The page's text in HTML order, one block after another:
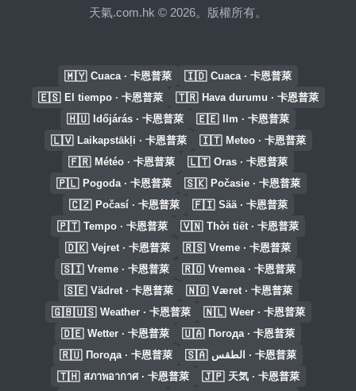
天氣.com.hk © 2026。版權所有。
🇲🇾 Cuaca · 卡恩普萊 🇮🇩 Cuaca · 卡恩普萊
🇪🇸 El tiempo · 卡恩普萊 🇹🇷 Hava durumu · 卡恩普萊
🇭🇺 Időjárás · 卡恩普萊 🇪🇪 Ilm · 卡恩普萊
🇱🇻 Laikapstākļi · 卡恩普萊 🇮🇹 Meteo · 卡恩普萊
🇫🇷 Météo · 卡恩普萊 🇱🇹 Oras · 卡恩普萊
🇵🇱 Pogoda · 卡恩普萊 🇸🇰 Počasie · 卡恩普萊
🇨🇿 Počasí · 卡恩普萊 🇫🇮 Sää · 卡恩普萊
🇵🇹 Tempo · 卡恩普萊 🇻🇳 Thời tiết · 卡恩普萊
🇩🇰 Vejret · 卡恩普萊 🇷🇸 Vreme · 卡恩普萊
🇸🇮 Vreme · 卡恩普萊 🇷🇴 Vremea · 卡恩普萊
🇸🇪 Vädret · 卡恩普萊 🇳🇴 Været · 卡恩普萊
🇬🇧🇺🇸 Weather · 卡恩普萊 🇳🇱 Weer · 卡恩普萊
🇩🇪 Wetter · 卡恩普萊 🇺🇦 Погода · 卡恩普萊
🇷🇺 Погода · 卡恩普萊 🇸🇦 الطقس · 卡恩普萊
🇹🇭 สภาพอากาศ · 卡恩普萊 🇯🇵 天気 · 卡恩普萊